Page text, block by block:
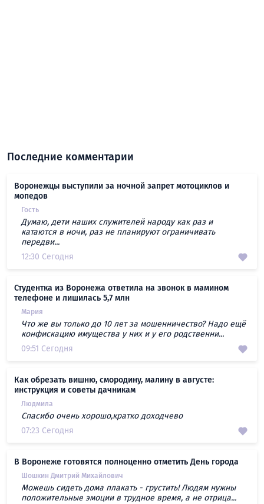
Последние комментарии
Воронежцы выступили за ночной запрет мотоциклов и
мопедов
Гость
Думаю, дети наших служителей народу как раз и
катаются в ночи, раз не планируют ограничивать
передви...
12:30 Сегодня
Студентка из Воронежа ответила на звонок в мамином
телефоне и лишилась 5,7 млн
Мария
Что же вы только до 10 лет за мошенничество? Надо ещё
конфискацию имущества у них и у его родственни...
09:51 Сегодня
Как обрезать вишню, смородину, малину в августе:
инструкция и советы дачникам
Людмила
Спасибо очень хорошо,кратко доходчево
07:23 Сегодня
В Воронеже готовятся полноценно отметить День города
Шошкин Дмитрий Михайлович
Можешь сидеть дома плакать - грустить! Людям нужны
положительные эмоции в трудное время, а не отрица...